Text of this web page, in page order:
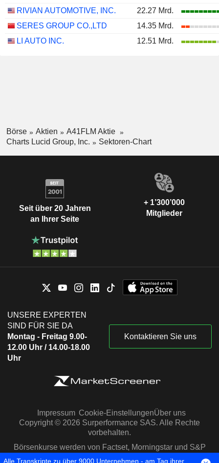
RIVIAN AUTOMOTIVE, INC.
22.27 Mrd.
SERES GROUP CO.,LTD
14.35 Mrd.
LI AUTO INC.
12.51 Mrd.
Börse Aktien
A41FLM Aktie
Charts Lucid Group, Inc.
Sektoren-Chart
Seit über 20 Jahren
an Ihrer Seite
+ 1’300’000
Mitglieder
UNSERE EXPERTEN
SIND FÜR SIE DA
Montag - Freitag 9.00-
12.00 Uhr / 14.00-18.00
Uhr
Kontaktieren Sie uns
Impressum Cookie-EinstellungenÜber uns
Copyright © 2026 Surperformance SAS. Alle Rechte
vorbehalten.
Börsenkurse werden von Factset, Morningstar und S&P
Capital IQ zur Verfügung gestellt
Alle Transkripte zu über 9000 Unternehmen - am Tag ihrer